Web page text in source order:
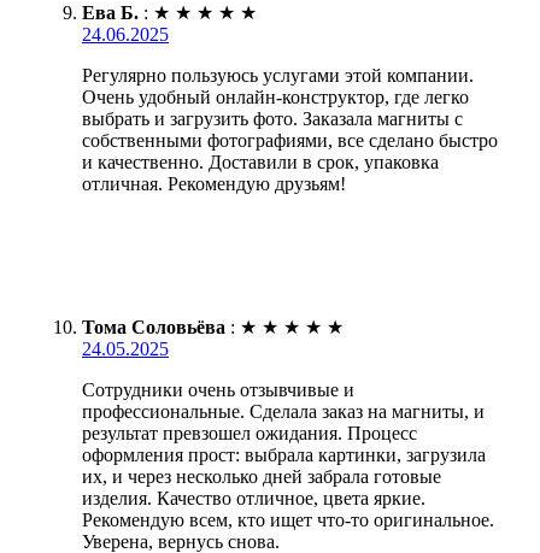
Ева Б. : ★ ★ ★ ★ ★
24.06.2025
Регулярно пользуюсь услугами этой компании.
Очень удобный онлайн-конструктор, где легко
выбрать и загрузить фото. Заказала магниты с
собственными фотографиями, все сделано быстро
и качественно. Доставили в срок, упаковка
отличная. Рекомендую друзьям!
Тома Соловьёва : ★ ★ ★ ★ ★
24.05.2025
Сотрудники очень отзывчивые и
профессиональные. Сделала заказ на магниты, и
результат превзошел ожидания. Процесс
оформления прост: выбрала картинки, загрузила
их, и через несколько дней забрала готовые
изделия. Качество отличное, цвета яркие.
Рекомендую всем, кто ищет что-то оригинальное.
Уверена, вернусь снова.